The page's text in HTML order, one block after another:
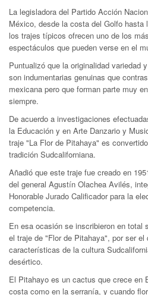
La legisladora del Partido Acción
México, desde la costa del Golfo
los trajes típicos ofrecen uno de los
espectáculos que pueden verse en el
Puntualizó que la originalidad variedad
son indumentarias genuinas que
mexicana pero que forman parte muy
siempre.
De acuerdo a investigaciones
la Educación y en Arte Danzario y
traje "La Flor de Pitahaya" es
tradición Sudcaliforniana.
Añadió que este traje fue creado en
del general Agustín Olachea Avilés,
Honorable Jurado Calificador para la
competencia.
En esa ocasión se inscribieron en total
el traje de "Flor de Pitahaya", por ser el
características de la cultura
desértico.
El Pitahayo es un cactus que crece en
costa como en la serranía, y cuando